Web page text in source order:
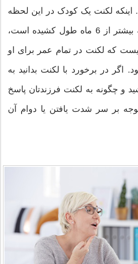
شود. اینکه لکنت یک کودک در این لحظه
شدت دارد و یا اینکه بیشتر از 6 ماه طول کشیده است،
نیست که لکنت در تمام عمر برای او
اگر در برخورد با لکنت بدانید به
و چگونه به لکنت فرزندتان پاسخ
بر سر شدت یافتن یا دوام آن